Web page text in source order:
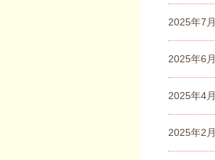
2025年7月
2025年6月
2025年4月
2025年2月